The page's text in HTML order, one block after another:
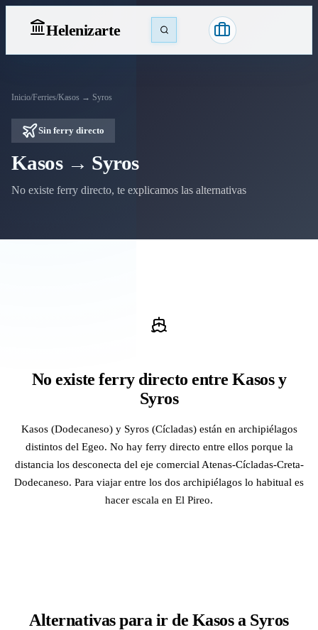
Helenizarte
Inicio/Ferries/Kasos → Syros
Sin ferry directo
Kasos → Syros
No existe ferry directo, te explicamos las alternativas
No existe ferry directo entre Kasos y
Syros
Kasos (Dodecaneso) y Syros (Cícladas) están en archipiélagos
distintos del Egeo. No hay ferry directo entre ellos porque la
distancia los desconecta del eje comercial Atenas-Cícladas-Creta-
Dodecaneso. Para viajar entre los dos archipiélagos lo habitual es
hacer escala en El Pireo.
Alternativas para ir de Kasos a Syros